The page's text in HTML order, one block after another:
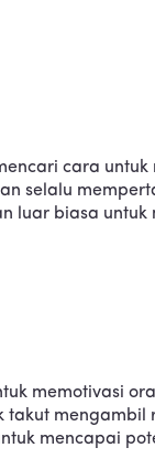
cara
selalu
biasa untuk
memotivasi
mencapai